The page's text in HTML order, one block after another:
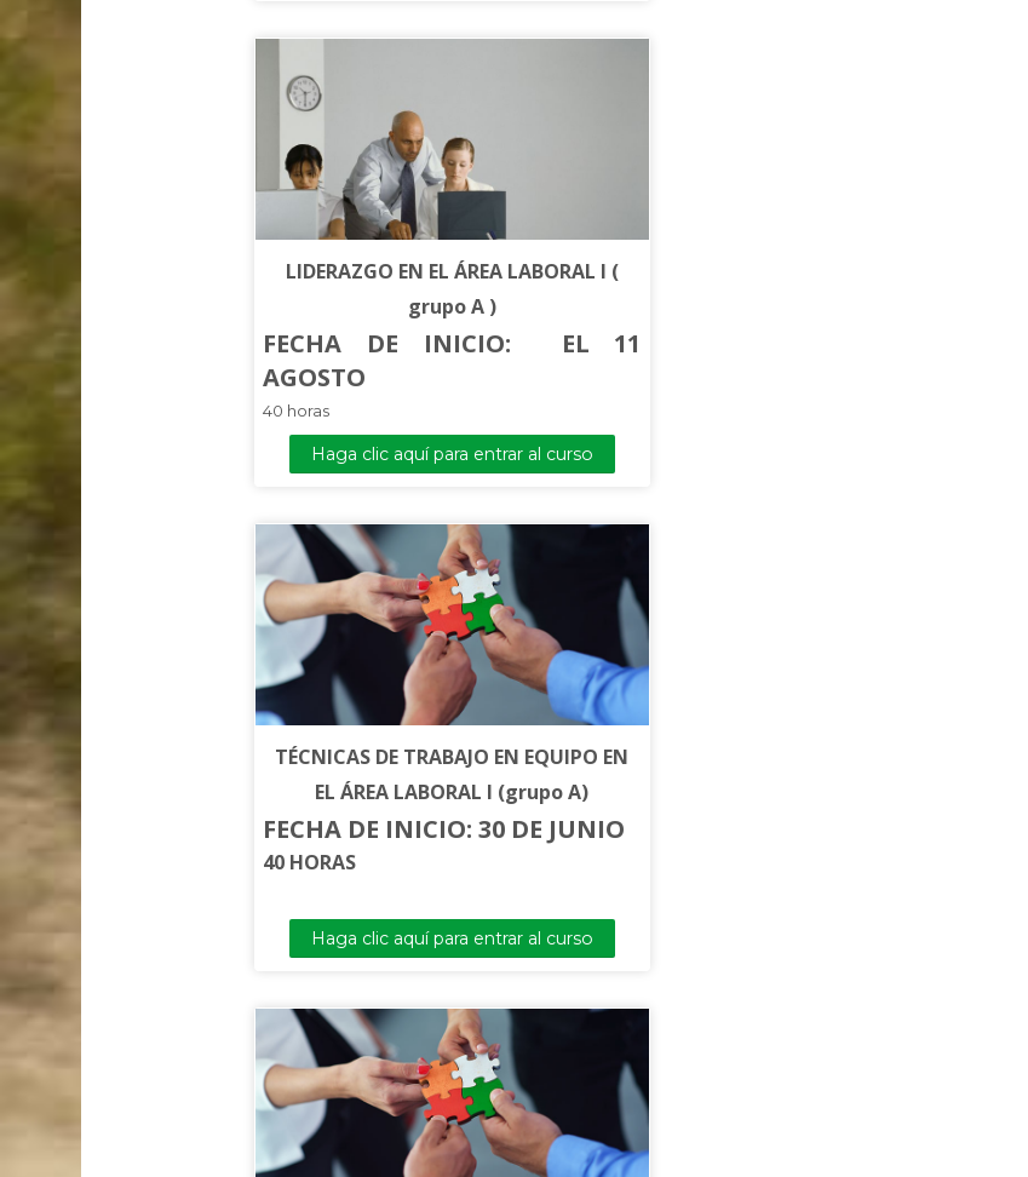
la imagen y la apariencia, las neuro técnicas para
diseñar discursos y presentaciones influyentes, los
canales de comunicación esenciales, y las distintas
formas de persuadir y seducir con la palabra.
LIDERAZGO EN EL ÁREA LABORAL I (
grupo A )
FECHA DE INICIO: EL 11
AGOSTO
40 horas
Haga clic aquí para entrar al curso
TÉCNICAS DE TRABAJO EN EQUIPO EN
EL ÁREA LABORAL I (grupo A)
FECHA DE INICIO: 30 DE JUNIO
40 HORAS
Haga clic aquí para entrar al curso